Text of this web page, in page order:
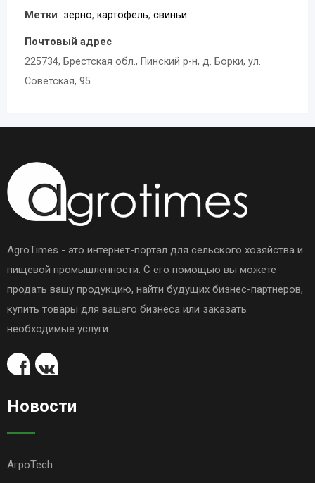
Метки зерно, картофель, свиньи
Почтовый адрес
225734, Брестская обл., Пинский р-н, д. Борки, ул.
Советская, 95
AgroTimes - это интернет-портал для сельского хозяйства и
пищевой промышленности. С его помощью вы можете
продать вашу продукцию, найти будущих бизнес-партнеров,
купить товары для вашего бизнеса или заказать
необходимые услуги.
Новости
АгроTech